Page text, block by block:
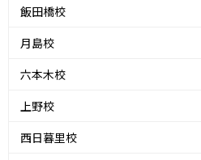
飯田橋校
月島校
六本木校
上野校
西日暮里校